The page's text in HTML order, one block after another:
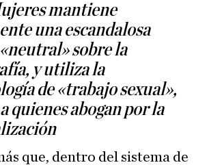
mantiene
una escandalosa
sobre la
y utiliza la
de «trabajo sexual»,
quienes abogan por la
que, dentro del sistema de